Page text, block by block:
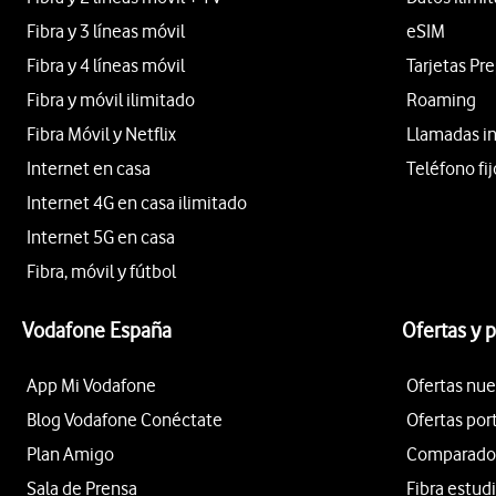
Fibra y 3 líneas móvil
Fibra y 4 líneas móvil
Fibra y móvil ilimitado
Fibra Móvil y Netflix
Internet en casa
Internet 4G en casa ilimitado
Internet 5G en casa
Fibra, móvil y fútbol
eSIM
Tarjetas
Roaming
Llamadas
Teléfono
Vodafone España
App Mi Vodafone
Blog Vodafone Conéctate
Plan Amigo
Sala de Prensa
Ofertas y
Ofertas
Ofertas
Fibra